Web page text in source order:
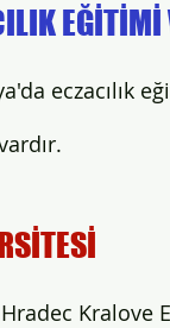
EĞİTİMİ
eczacılık
Kralove